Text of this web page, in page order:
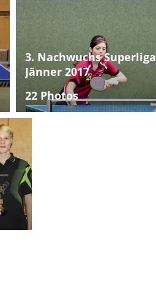
3. Nachwuchs Superliga
Jänner 2017
22 Photos